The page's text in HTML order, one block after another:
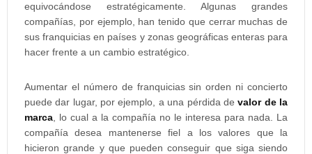
equivocándose estratégicamente. Algunas grandes
compañías, por ejemplo, han tenido que cerrar muchas de
sus franquicias en países y zonas geográficas enteras para
hacer frente a un cambio estratégico.
Aumentar el número de franquicias sin orden ni concierto
puede dar lugar, por ejemplo, a una pérdida devalor de la
marca , lo cual a la compañía no le interesa para nada. La
compañía desea mantenerse fiel a los valores que la
hicieron grande y que pueden conseguir que siga siendo